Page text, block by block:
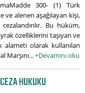
300- (1) Türk
ve alenen aşağılayan kişi,
Bu hüküm,
özelliklerini taşıyan ve
olarak kullanılan
Marşını...+Devamını oku
HUKUKU